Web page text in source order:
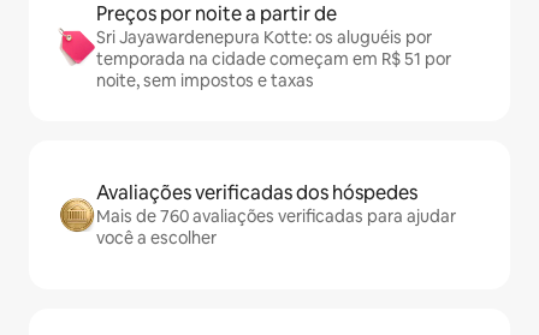
Preços por noite a partir de
Sri Jayawardenepura Kotte: os aluguéis por
temporada na cidade começam em R$ 51 por
noite, sem impostos e taxas
Avaliações verificadas dos hóspedes
Mais de 760 avaliações verificadas para ajudar
você a escolher